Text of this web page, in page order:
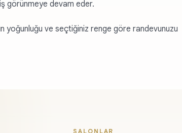
görünmeye devam eder.
yoğunluğu ve seçtiğiniz renge göre randevunuzu
SALONLAR